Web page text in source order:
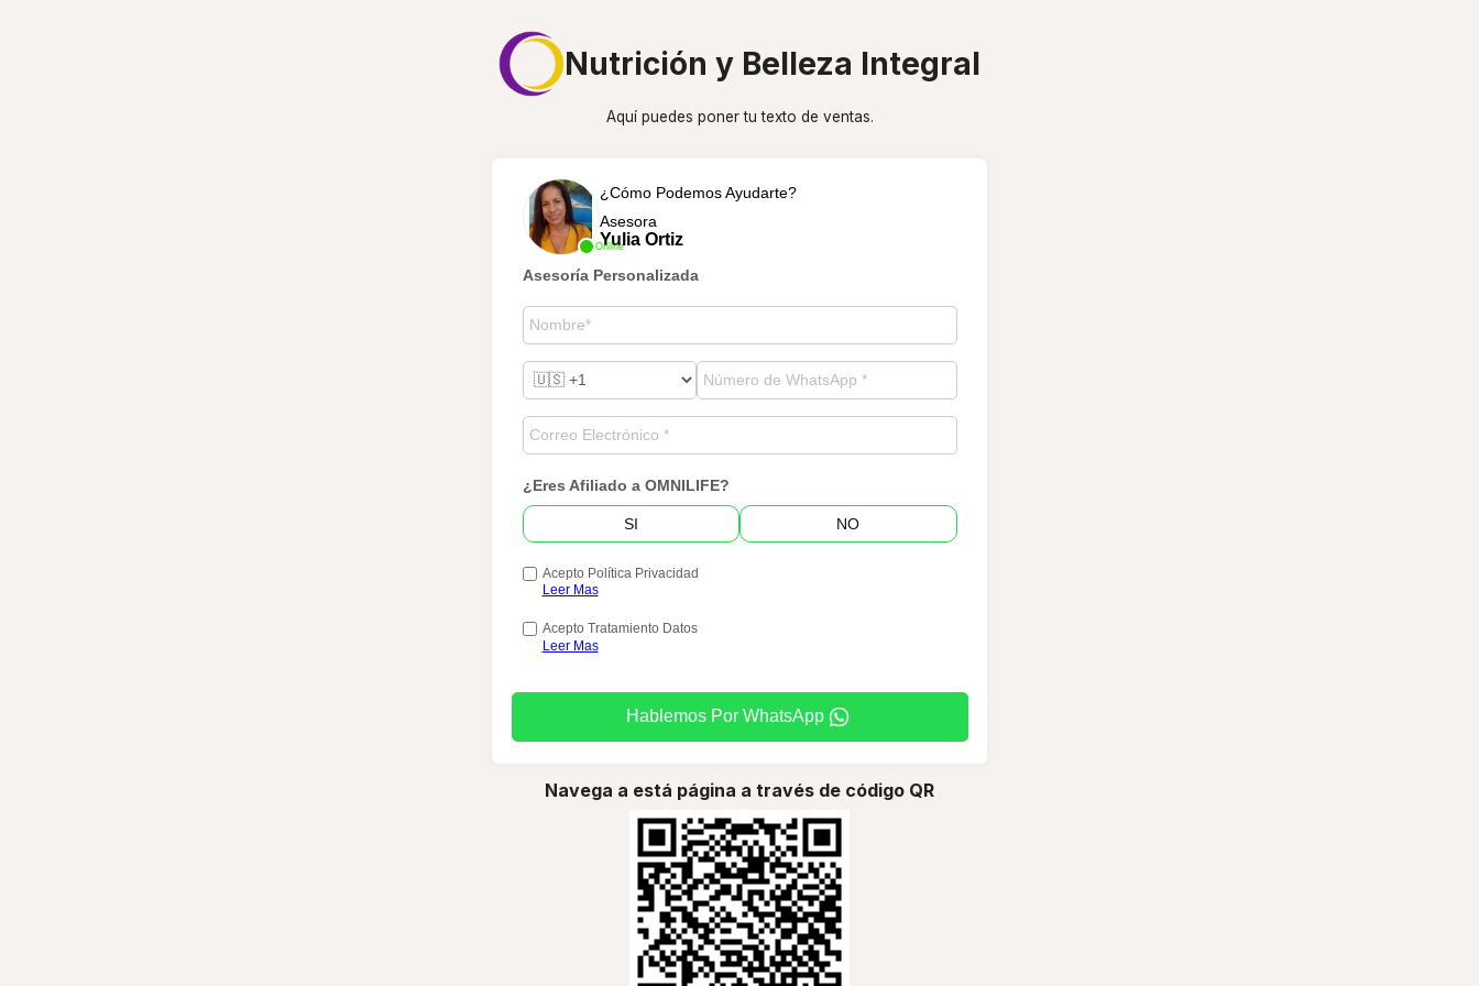
Nutrición y Belleza Integral
Aquí puedes poner tu texto de ventas.
Online
¿Cómo Podemos Ayudarte?
Asesora
Yulia Ortiz
Asesoría Personalizada
¿Eres Afiliado a OMNILIFE?
SI NO
Acepto Política Privacidad
Leer Mas
Acepto Tratamiento Datos
Leer Mas
Hablemos Por WhatsApp
Navega a está página a través de código QR